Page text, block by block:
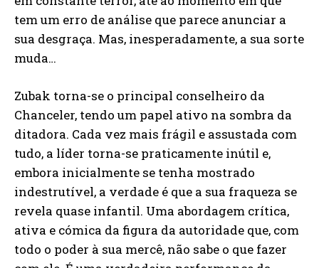
tem um erro de análise que parece anunciar a
sua desgraça. Mas, inesperadamente, a sua sorte
muda…
Zubak torna-se o principal conselheiro da
Chanceler, tendo um papel ativo na sombra da
ditadora. Cada vez mais frágil e assustada com
tudo, a líder torna-se praticamente inútil e,
embora inicialmente se tenha mostrado
indestrutível, a verdade é que a sua fraqueza se
revela quase infantil. Uma abordagem crítica,
ativa e cómica da figura da autoridade que, com
todo o poder à sua mercê, não sabe o que fazer